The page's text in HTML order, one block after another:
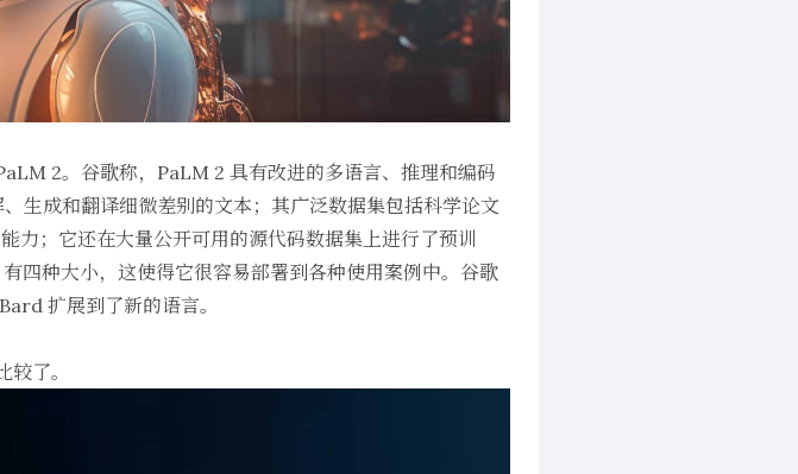
2。谷歌称，PaLM 2 具有改进的多语言、推理和编码
生成和翻译细微差别的文本；其广泛数据集包括科学论文
力；它还在大量公开可用的源代码数据集上进行了预训
四种大小，这使得它很容易部署到各种使用案例中。谷歌
扩展到了新的语言。
了。